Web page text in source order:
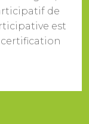
de
est